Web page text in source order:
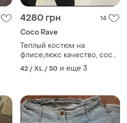
4280 грн 14
Coco Rave
Теплый костюм на
флисе,люкс качество, coco
bianca, размер
42 / XL / 50 и еще 3